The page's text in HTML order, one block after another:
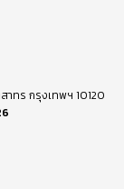
ทร กรุงเทพฯ 10120